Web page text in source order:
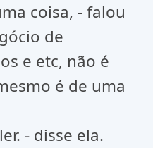
coisa, - falou
de
e etc, não é
é de uma
- disse ela.